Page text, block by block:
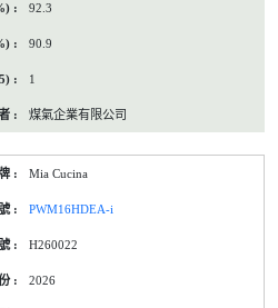
92.3
90.9
1
煤氣企業有限公司
Mia Cucina
PWM16HDEA-i
H260022
2026